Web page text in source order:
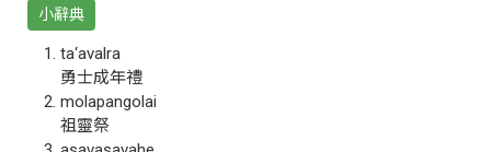
小辭典
ta‘avalra
勇士成年禮
molapangolai
祖靈祭